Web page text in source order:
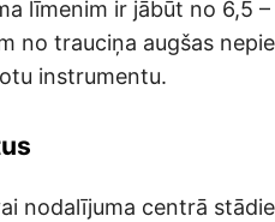
līmenim ir jābūt no 6,5
no trauciņa augšas
instrumentu.
nodalījuma centrā